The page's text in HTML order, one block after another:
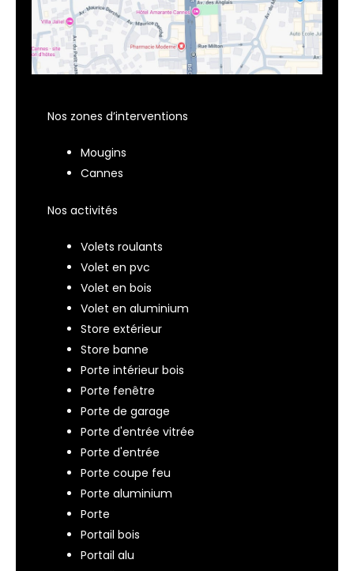
Nos zones d’interventions
Mougins
Cannes
Nos activités
Volets roulants
Volet en pvc
Volet en bois
Volet en aluminium
Store extérieur
Store banne
Porte intérieur bois
Porte fenêtre
Porte de garage
Porte d'entrée vitrée
Porte d'entrée
Porte coupe feu
Porte aluminium
Porte
Portail bois
Portail alu